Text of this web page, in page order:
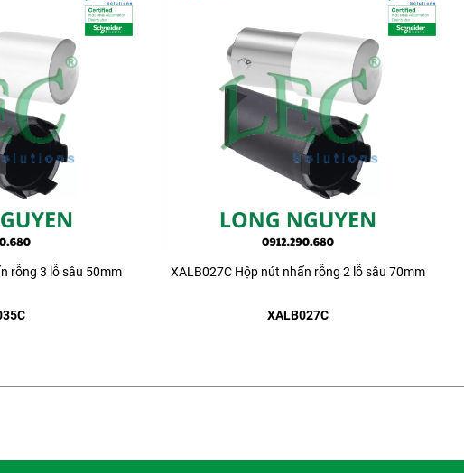
rỗng 3 lỗ sâu 50mm XALB027C Hộp nút nhấn rỗng 2 lỗ sâu 70mm
XALB027C